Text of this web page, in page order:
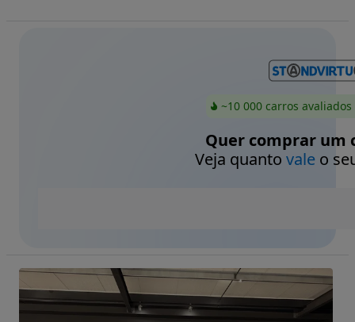
~10 000 carros
Quer comprar um
Veja quanto valeo